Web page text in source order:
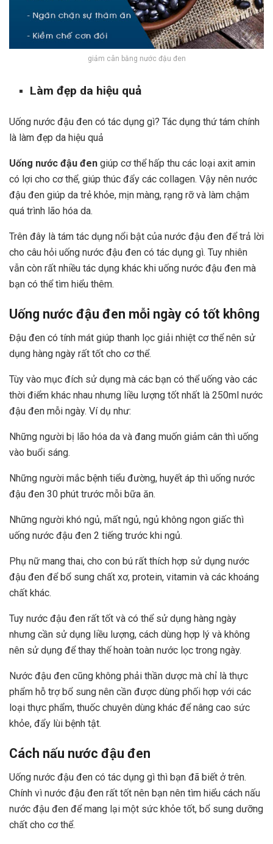
giảm cân bằng nước đậu đen
Làm đẹp da hiệu quả
Uống nước đậu đen có tác dụng gì? Tác dụng thứ tám chính
là làm đẹp da hiệu quả
Uống nước đậu đen giúp cơ thể hấp thu các loại axit amin
có lợi cho cơ thể, giúp thúc đẩy các collagen. Vậy nên nước
đậu đen giúp da trẻ khỏe, mịn màng, rạng rỡ và làm chậm
quá trình lão hóa da.
Trên đây là tám tác dụng nổi bật của nước đậu đen để trả lời
cho câu hỏi uống nước đậu đen có tác dụng gì. Tuy nhiên
vẫn còn rất nhiều tác dụng khác khi uống nước đậu đen mà
bạn có thể tìm hiểu thêm.
Uống nước đậu đen mỗi ngày có tốt không
Đậu đen có tính mát giúp thanh lọc giải nhiệt cơ thể nên sử
dụng hàng ngày rất tốt cho cơ thể.
Tùy vào mục đích sử dụng mà các bạn có thể uống vào các
thời điểm khác nhau nhưng liều lượng tốt nhất là 250ml nước
đậu đen mỗi ngày. Ví dụ như:
Những người bị lão hóa da và đang muốn giảm cân thì uống
vào buổi sáng.
Những người mắc bệnh tiểu đường, huyết áp thì uống nước
đậu đen 30 phút trước mỗi bữa ăn.
Những người khó ngủ, mất ngủ, ngủ không ngon giấc thì
uống nước đậu đen 2 tiếng trước khi ngủ.
Phụ nữ mang thai, cho con bú rất thích hợp sử dụng nước
đậu đen để bổ sung chất xơ, protein, vitamin và các khoáng
chất khác.
Tuy nước đậu đen rất tốt và có thể sử dụng hàng ngày
nhưng cần sử dụng liều lượng, cách dùng hợp lý và không
nên sử dụng để thay thế hoàn toàn nước lọc trong ngày.
Nước đậu đen cũng không phải thần dược mà chỉ là thực
phẩm hỗ trợ bổ sung nên cần được dùng phối hợp với các
loại thực phẩm, thuốc chuyên dùng khác để nâng cao sức
khỏe, đẩy lùi bệnh tật.
Cách nấu nước đậu đen
Uống nước đậu đen có tác dụng gì thì bạn đã biết ở trên.
Chính vì nước đậu đen rất tốt nên bạn nên tìm hiểu cách nấu
nước đậu đen để mang lại một sức khỏe tốt, bổ sung dưỡng
chất cho cơ thể.